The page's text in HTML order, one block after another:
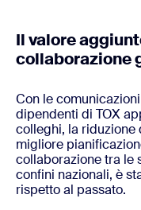
Il valore
collaborazione
Con le
dipendenti di TOX
colleghi, la riduzione
migliore
collaborazione tra le
confini nazionali, è
rispetto al passato.